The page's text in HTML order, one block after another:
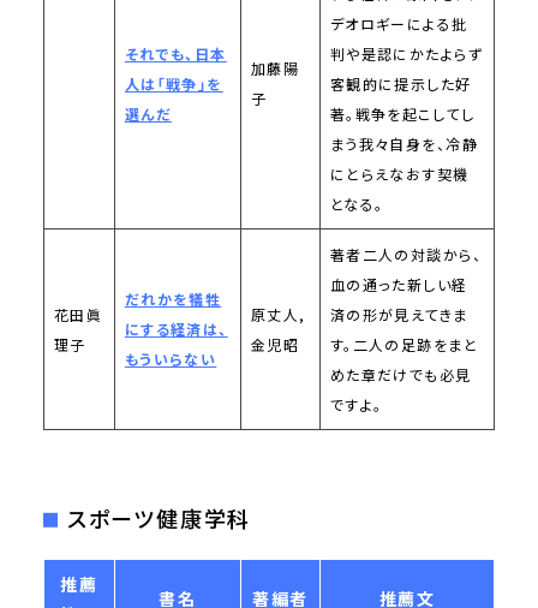
それでも、日本
人は「戦争」を
選んだ
加藤陽
子
デオロギーによる批
判や是認にかたよらず
客観的に提示した好
著。戦争を起こしてし
まう我々自身を、冷静
にとらえなおす契機
となる。
花田眞
理子
だれかを犠牲
にする経済は、
もういらない
原丈人,
金児昭
著者二人の対談から、
血の通った新しい経
済の形が見えてきま
す。二人の足跡をまと
めた章だけでも必見
ですよ。
スポーツ健康学科
推薦
書名 著編者 推薦文